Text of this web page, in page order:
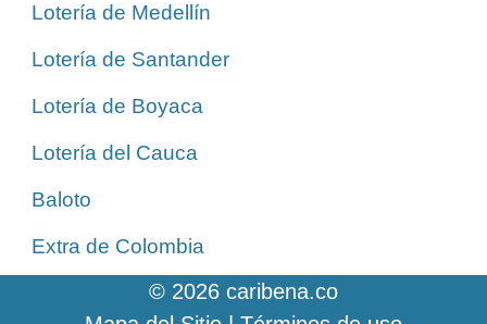
Lotería de Medellín
Lotería de Santander
Lotería de Boyaca
Lotería del Cauca
Baloto
Extra de Colombia
© 2026 caribena.co